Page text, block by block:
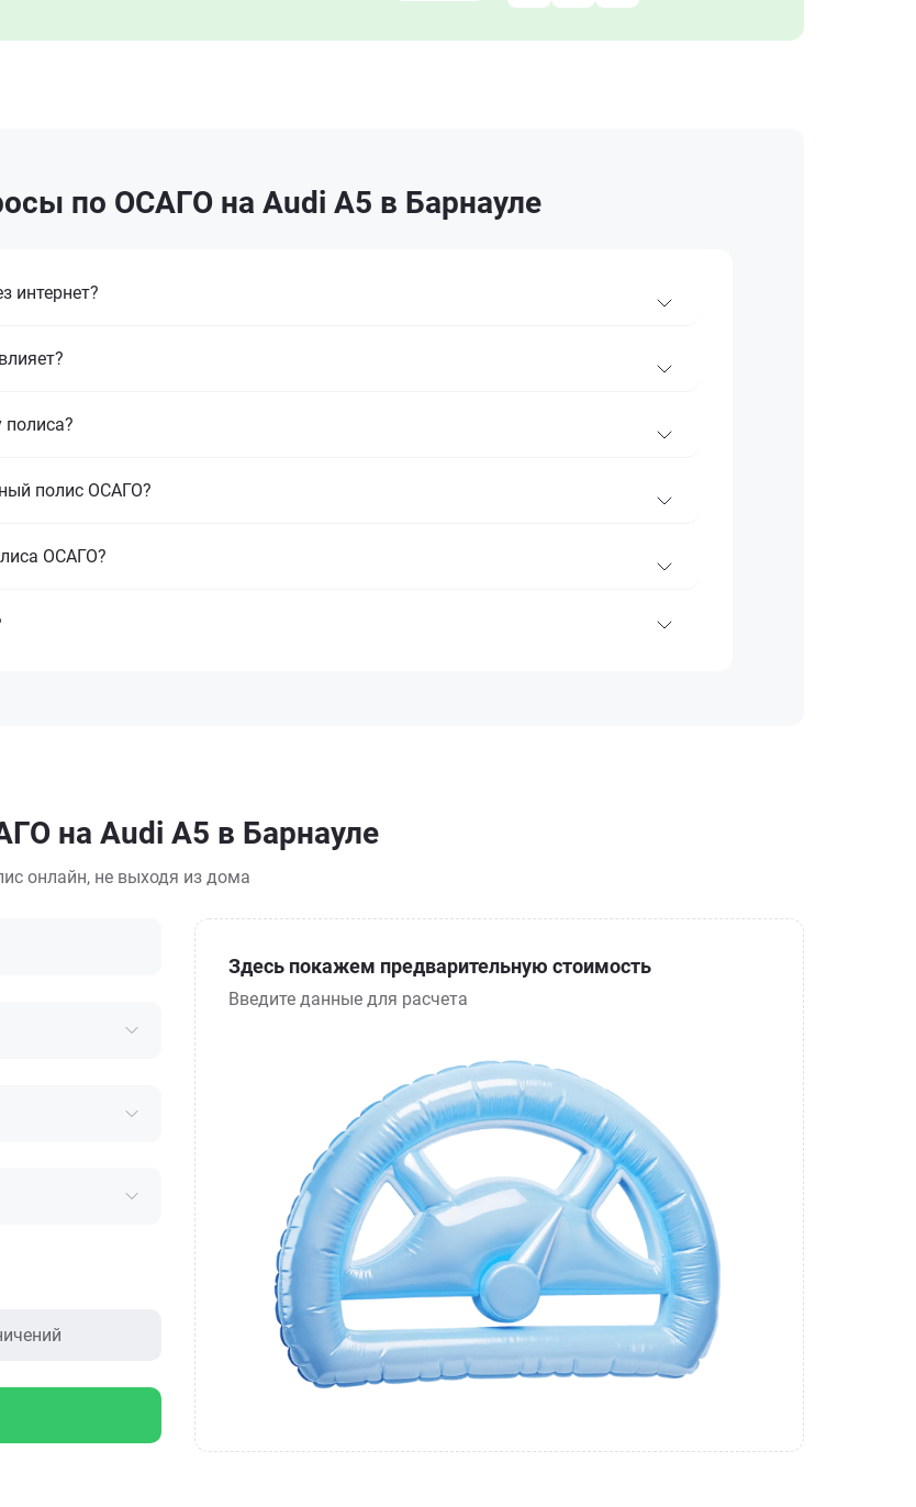
по ОСАГО на Audi A5 в Барнауле
интернет?
полис ОСАГО?
ОСАГО?
на Audi A5 в Барнауле
онлайн, не выходя из дома
Здесь покажем предварительную стоимость
Введите данные для расчета